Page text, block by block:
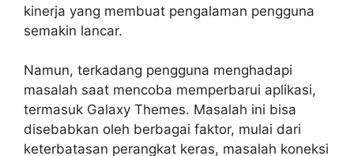
kinerja yang membuat pengalaman pengguna
semakin lancar.
Namun, terkadang pengguna menghadapi
masalah saat mencoba memperbarui aplikasi,
termasuk Galaxy Themes. Masalah ini bisa
disebabkan oleh berbagai faktor, mulai dari
keterbatasan perangkat keras, masalah koneksi